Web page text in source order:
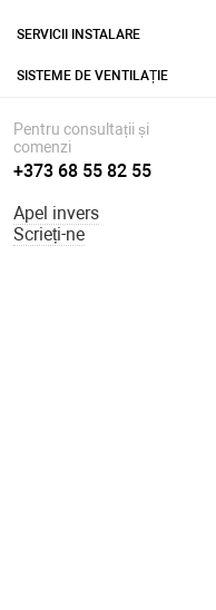
SERVICII INSTALARE
SISTEME DE VENTILAȚIE
Pentru consultații și
comenzi
+373 68 55 82 55
Apel invers
Scrieți-ne